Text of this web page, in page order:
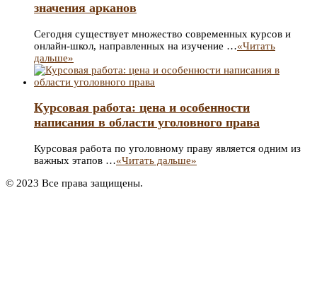
значения арканов
Сегодня существует множество современных курсов и
онлайн-школ, направленных на изучение …«Читать
дальше»
Курсовая работа: цена и особенности
написания в области уголовного права
Курсовая работа по уголовному праву является одним из
важных этапов …«Читать дальше»
© 2023 Все права защищены.